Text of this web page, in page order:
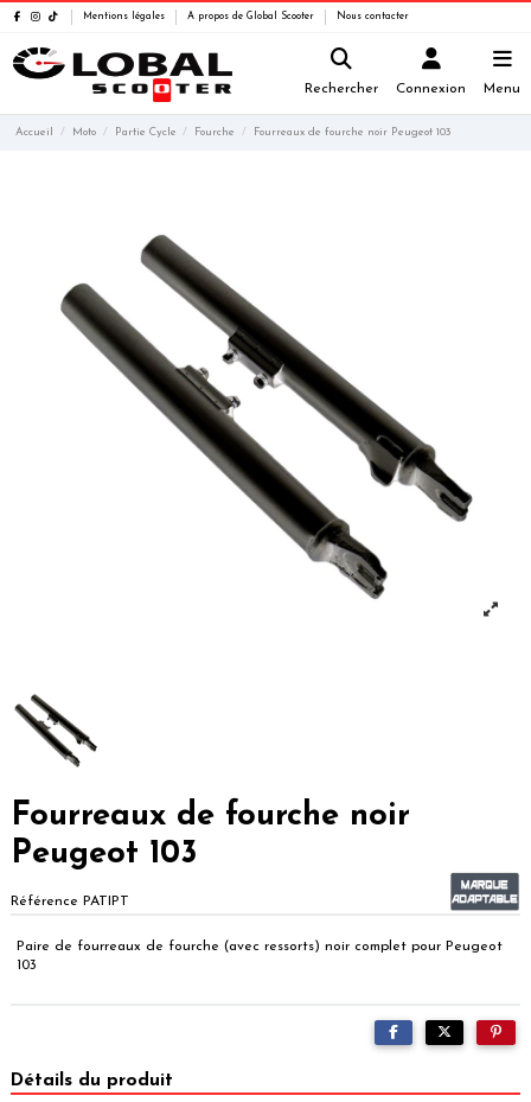
Mentions légales A propos de Global Scooter Nous contacter
Rechercher Connexion Menu
Accueil Moto Partie Cycle Fourche Fourreaux de fourche noir Peugeot 103
Fourreaux de fourche noir
Peugeot 103
Référence PATIPT
Paire de fourreaux de fourche (avec ressorts) noir complet pour Peugeot
103
Détails du produit